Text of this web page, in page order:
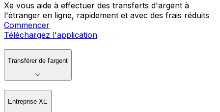
Xe vous aide à effectuer des transferts d'argent à
l'étranger en ligne, rapidement et avec des frais réduits
Commencer
Téléchargez l'application
Transférer de l'argent
Entreprise XE